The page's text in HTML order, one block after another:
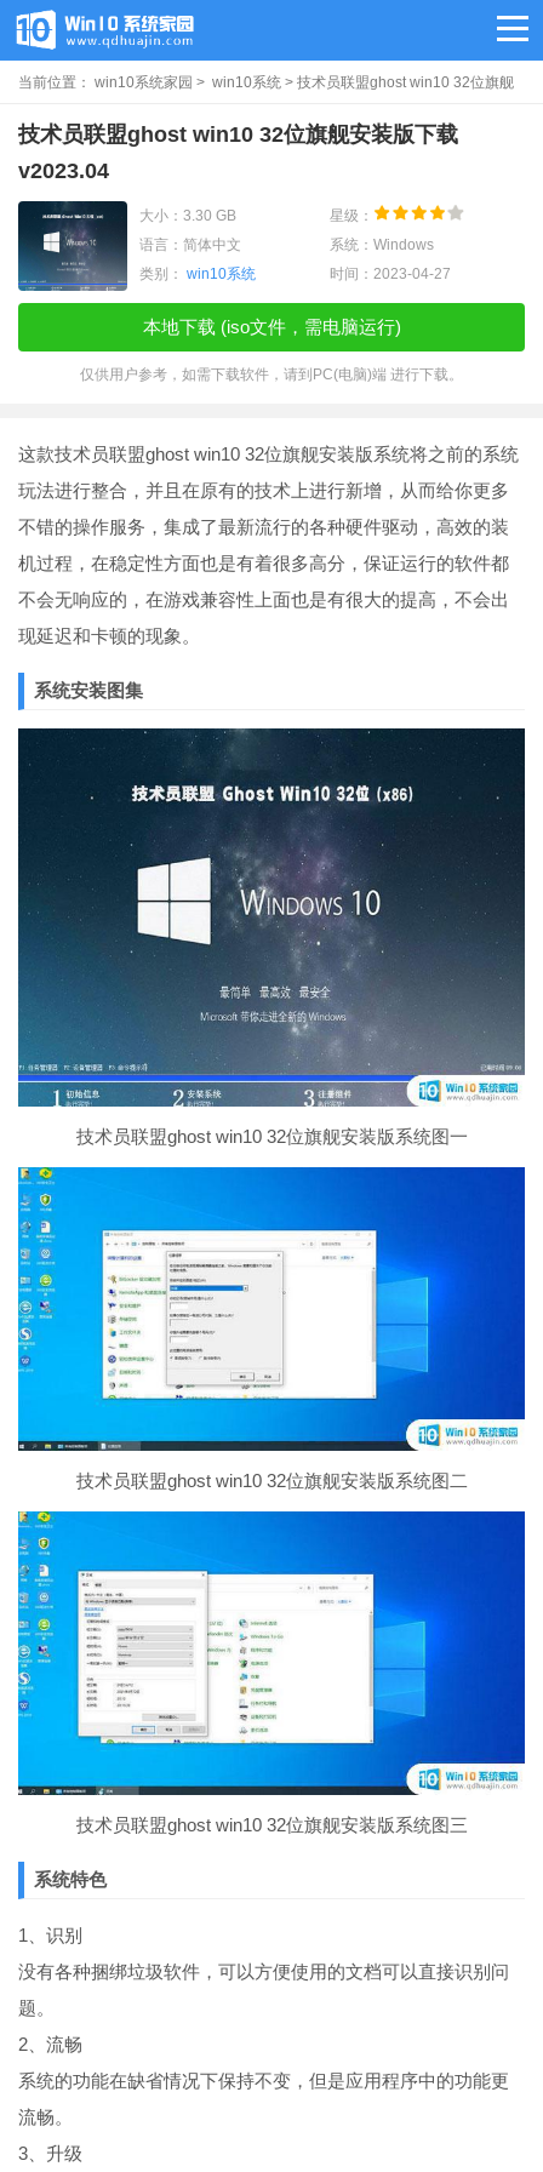
当前位置： win10系统家园 > win10系统 > 技术员联盟ghost win10 32位旗舰
安装版下载v2023.04
技术员联盟ghost win10 32位旗舰安装版下载
v2023.04
大小：3.30 GB
星级：
语言：简体中文
系统：Windows
类别： win10系统 时间：2023-04-27
本地下载 (iso文件，需电脑运行)
仅供用户参考，如需下载软件，请到PC(电脑)端 进行下载。
这款技术员联盟ghost win10 32位旗舰安装版系统将之前的系统
玩法进行整合，并且在原有的技术上进行新增，从而给你更多
不错的操作服务，集成了最新流行的各种硬件驱动，高效的装
机过程，在稳定性方面也是有着很多高分，保证运行的软件都
不会无响应的，在游戏兼容性上面也是有很大的提高，不会出
现延迟和卡顿的现象。
系统安装图集
技术员联盟ghost win10 32位旗舰安装版系统图一
技术员联盟ghost win10 32位旗舰安装版系统图二
技术员联盟ghost win10 32位旗舰安装版系统图三
系统特色
1、识别
没有各种捆绑垃圾软件，可以方便使用的文档可以直接识别问
题。
2、流畅
系统的功能在缺省情况下保持不变，但是应用程序中的功能更
流畅。
3、升级